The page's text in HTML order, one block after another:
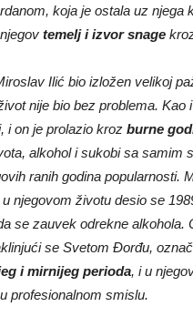
koja je ostala uz njega
temelj i izvor snage
Ilić bio izložen velikoj
nije bio bez problema. Kao
i on je prolazio kroz burne
alkohol i sukobi sa samim
ranih godina popularnosti.
njegovom životu desio se
se zauvek odrekne alkohola.
se Svetom Đorđu,
i mirnijeg perioda, i u
profesionalnom smislu.